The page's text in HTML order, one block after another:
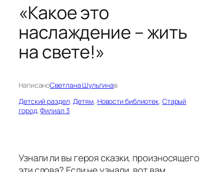
«Какое это
наслаждение – жить
на свете!»
НаписаноСветлана Шульгинав
Детский раздел, Детям, Новости библиотек, Старый
город, Филиал 3
Узнали ли вы героя сказки, произносящего